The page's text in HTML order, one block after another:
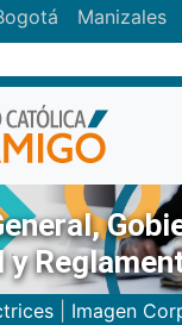
Manizales
| Imagen